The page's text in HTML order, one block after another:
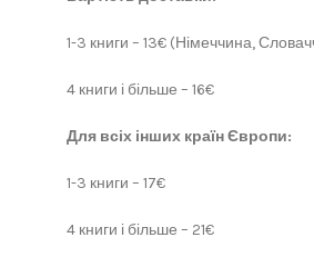
1-3 книги – 13€ (Німеччина,
4 книги і більше – 16€
Для всіх інших країн Європи:
1-3 книги – 17€
4 книги і більше – 21€